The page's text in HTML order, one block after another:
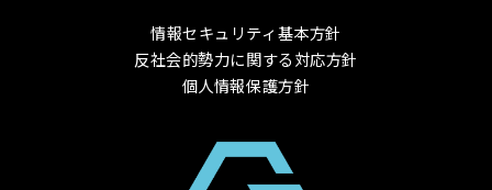
情報セキュリティ基本方針
反社会的勢力に関する対応方針
個人情報保護方針